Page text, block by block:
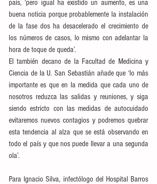
país, ‘pero igual ha existido un aumento, es una
buena noticia porque probablemente la instalación
de la fase dos ha desacelerado el crecimiento de
los números de casos, lo mismo con adelantar la
hora de toque de queda’.
El también decano de la Facultad de Medicina y
Ciencia de la U. San Sebastián añade que ‘lo más
importante es que en la medida que cada uno de
nosotros reduzca las salidas y reuniones, y siga
siendo estricto con las medidas de autocuidado
evitaremos nuevos contagios y podremos quebrar
esta tendencia al alza que se está observando en
todo el país y que nos puede llevar a una segunda
ola’.
Para Ignacio Silva, infectólogo del Hospital Barros